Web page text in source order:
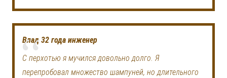
Влад 32 года инженер
С перхотью я мучился довольно долго. Я
перепробовал множество шампуней, но длительного